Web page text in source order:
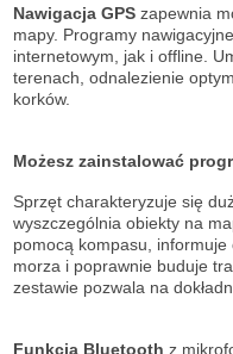
Nawigacja GPS zapewnia
mapy. Programy
internetowym, jak i offline.
terenach, odnalezienie
korków.
Możesz zainstalować
Sprzęt charakteryzuje się
wyszczególnia obiekty na
pomocą kompasu,
morza i poprawnie buduje
zestawie pozwala na
Funkcja Bluetooth z